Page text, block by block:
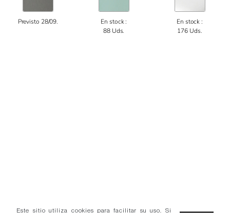
continúa navegando consideramos que acepta el uso
OK
Previsto 28/09.
En stock :
88 Uds.
En stock :
176 Uds.